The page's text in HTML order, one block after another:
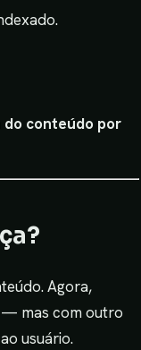
conteúdo por
Agora,
— mas com outro
usuário.